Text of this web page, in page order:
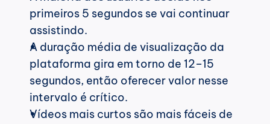
primeiros 5 segundos se vai continuar
assistindo.
A duração média de visualização da
plataforma gira em torno de 12–15
segundos, então oferecer valor nesse
intervalo é crítico.
Vídeos mais curtos são mais fáceis de